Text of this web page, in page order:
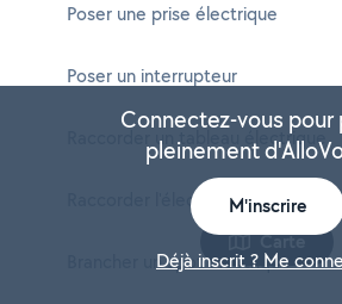
Poser une prise électrique
Poser un interrupteur
Raccorder un tableau électrique
Raccorder l'électricité
Brancher un spot électrique
Carte
Connectez-vous
pleinement
M'inscrire
Déjà inscrit ? Me